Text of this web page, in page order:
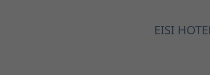
EISI